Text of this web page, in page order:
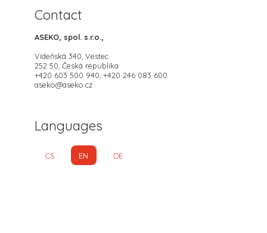
Contact
ASEKO, spol. s.r.o.,
Vídeňská 340, Vestec
252 50, Česká republika
+420 603 500 940, +420 246 083 600
aseko@aseko.cz
Languages
CS EN DE